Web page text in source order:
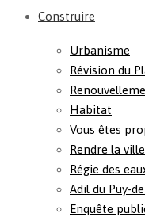
Construire
Urbanisme
Révision du
Habitat
Vous êtes
Rendre la
Régie des
Adil du Puy-
Enquête